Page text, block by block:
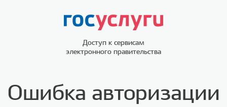
Доступ к сервисам
электронного правительства
Ошибка авторизации